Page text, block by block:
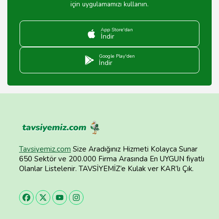
için uygulamamızı kullanın.
App Store'dan
İndir
Google Play'den
İndir
Tavsiyemiz.com Size Aradığınız Hizmeti Kolayca Sunar
650 Sektör ve 200.000 Firma Arasında En UYGUN fiyatlı
Olanlar Listelenir. TAVSİYEMİZ’e Kulak ver KAR’lı Çık.